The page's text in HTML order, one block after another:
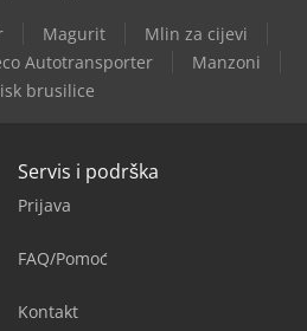
Magurit
Mlin za cijevi
Autotransporter
Manzoni
brusilice
Servis i podrška
Prijava
FAQ/Pomoć
Kontakt